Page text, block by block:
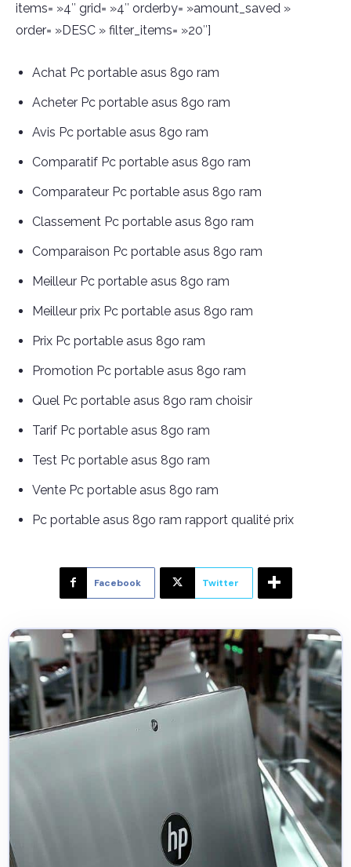
items= »4″ grid= »4″ orderby= »amount_saved »
order= »DESC » filter_items= »20″]
Achat Pc portable asus 8go ram
Acheter Pc portable asus 8go ram
Avis Pc portable asus 8go ram
Comparatif Pc portable asus 8go ram
Comparateur Pc portable asus 8go ram
Classement Pc portable asus 8go ram
Comparaison Pc portable asus 8go ram
Meilleur Pc portable asus 8go ram
Meilleur prix Pc portable asus 8go ram
Prix Pc portable asus 8go ram
Promotion Pc portable asus 8go ram
Quel Pc portable asus 8go ram choisir
Tarif Pc portable asus 8go ram
Test Pc portable asus 8go ram
Vente Pc portable asus 8go ram
Pc portable asus 8go ram rapport qualité prix
Facebook Twitter